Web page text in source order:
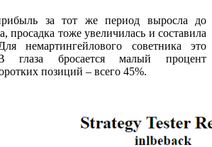
за тот же период выросла до
просадка тоже увеличилась и составила
немартингейлового советника это
глаза бросается малый процент
позиций – всего 45%.